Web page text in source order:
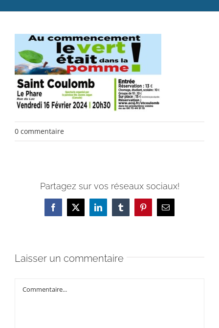
Servir et aimer
Adultes, jeunes et famille
Actualités
0 commentaire
Partagez sur vos réseaux sociaux!
Facebook
X LinkedInTumblrPinterestEmail
Laisser un commentaire
Commentaire